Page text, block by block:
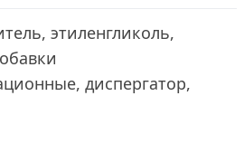
этиленгликоль,
диспергатор,